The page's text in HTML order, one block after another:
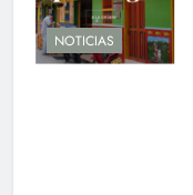
NOTICIAS